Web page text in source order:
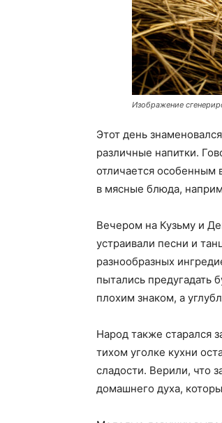
Изображение
Этот день
различные напитки.
отличается особенным
в мясные блюда,
Вечером на Кузьму и
устраивали песни и
разнообразных
пытались
плохим знаком, а
Народ также старался
тихом уголке кухни
сладости. Верили, что
домашнего духа,